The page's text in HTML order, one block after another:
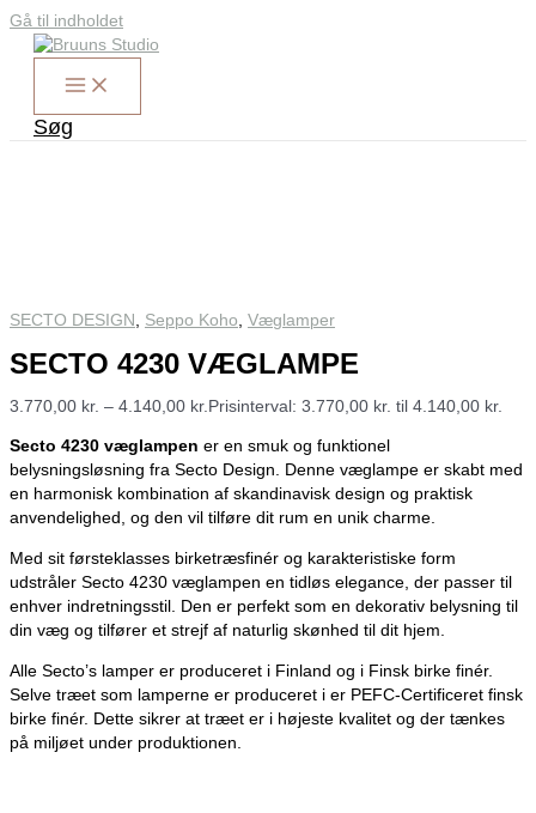
Gå til indholdet
Søg
SECTO DESIGN , Seppo Koho, Væglamper
SECTO 4230 VÆGLAMPE
3.770,00 kr. – 4.140,00 kr. Prisinterval: 3.770,00 kr. til 4.140,00 kr.
Secto 4230 væglampen er en smuk og funktionel
belysningsløsning fra Secto Design. Denne væglampe er skabt med
en harmonisk kombination af skandinavisk design og praktisk
anvendelighed, og den vil tilføre dit rum en unik charme.
Med sit førsteklasses birketræsfinér og karakteristiske form
udstråler Secto 4230 væglampen en tidløs elegance, der passer til
enhver indretningsstil. Den er perfekt som en dekorativ belysning til
din væg og tilfører et strejf af naturlig skønhed til dit hjem.
Alle Secto’s lamper er produceret i Finland og i Finsk birke finér.
Selve træet som lamperne er produceret i er PEFC-Certificeret finsk
birke finér. Dette sikrer at træet er i højeste kvalitet og der tænkes
på miljøet under produktionen.